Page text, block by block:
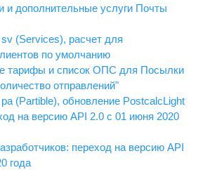
и дополнительные услуги Почты
(Services), расчет для
по умолчанию
тарифы и список ОПС для Посылки
отправлений"
(Partible), обновление PostcalcLight
на версию API 2.0 с 01 июня 2020
переход на версию API
года